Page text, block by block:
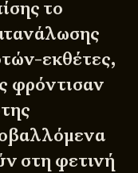
το
εκθέτες,
φρόντισαν
στη φετινή